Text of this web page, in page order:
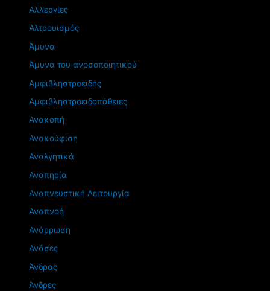
Αλλεργίες
Αλτρουισμός
Άμυνα
Άμυνα του ανοσοποιητικού
Αμφιβληστροειδής
Αμφιβληστροειδοπάθειες
Ανακοπή
Ανακούφιση
Αναλγητικά
Αναπηρία
Αναπνευστική Λειτουργία
Αναπνοή
Ανάρρωση
Ανάσες
Άνδρας
Άνδρες